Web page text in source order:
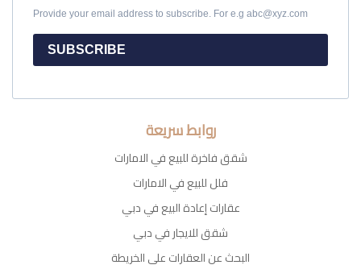
Provide your email address to subscribe. For e.g abc@xyz.com
SUBSCRIBE
روابط سريعة
شقق فاخرة للبيع في الامارات
فلل للبيع في الامارات
عقارات إعادة البيع في دبي
شقق للايجار في دبي
البحث عن العقارات على الخريطة